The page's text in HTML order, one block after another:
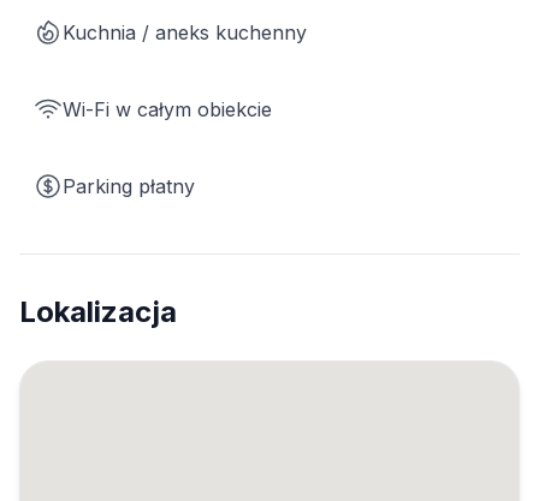
Kuchnia / aneks kuchenny
Wi-Fi w całym obiekcie
Parking płatny
Lokalizacja